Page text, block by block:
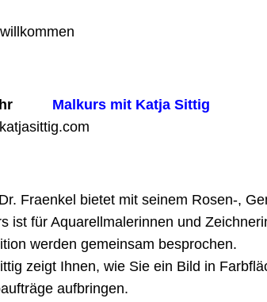
Uhr
Malkurs mit Katja Sittig
Fraenkel bietet mit seinem Rosen-,
ist für Aquarellmalerinnen und
werden gemeinsam besprochen.
zeigt Ihnen, wie Sie ein Bild in
aufbringen.